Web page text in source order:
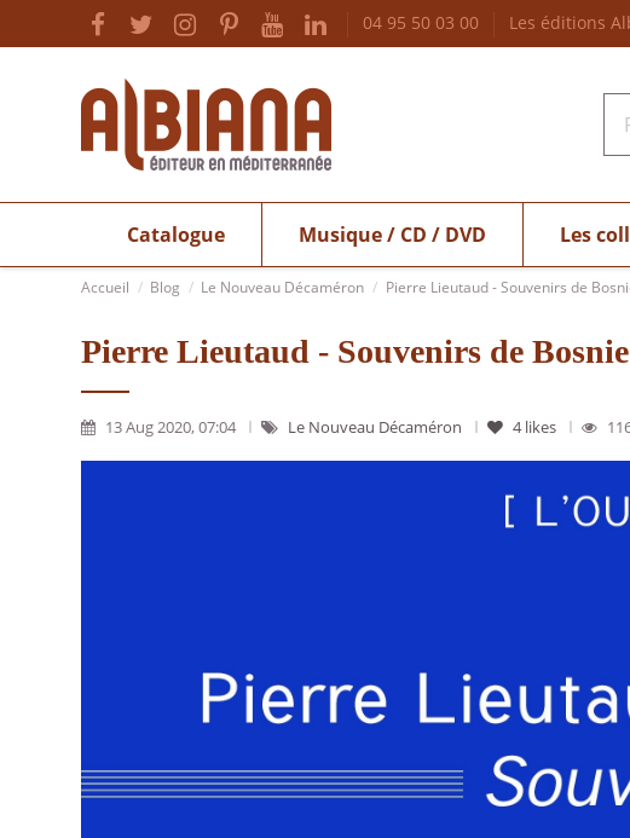
04 95 50 03 00 Les éditions
Catalogue Musique / CD / DVD Les
Accueil Blog Le Nouveau Décaméron Pierre Lieutaud - Souvenirs de
Pierre Lieutaud - Souvenirs de Bosnie
13 Aug 2020, 07:04 Le Nouveau Décaméron 4likes